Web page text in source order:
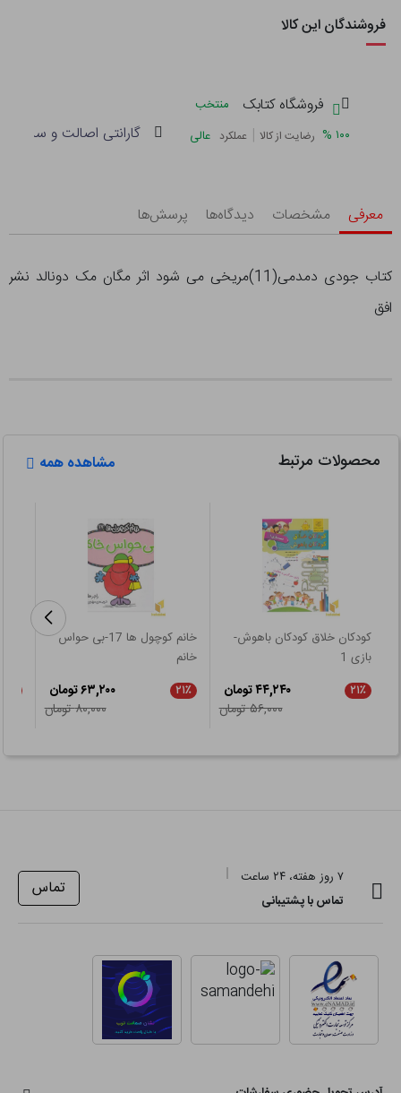
فروشندگان این کالا
فروشگاه کتابک
منتخب
۱۰۰ % رضایت از کالا | عملکرد عالی گارانتی اصالت و سلامت
معرفی مشخصات دیدگاه‌ها پرسش‌ها
کتاب جودی دمدمی(11)مریخی می شود اثر مگان مک دونالد نشر
افق
محصولات مرتبط مشاهده همه
کودکان خلاق کودکان باهوش-
بازی 1
۲۱٪
۴۴,۲۴۰ تومان
۵۶,۰۰۰ تومان
خانم کوچول ها 17-بی حواس
خانم
۲۱٪
۶۳,۲۰۰ تومان
۸۰,۰۰۰ تومان
۷ روز هفته، ۲۴ ساعت
تماس با پشتیبانی
تماس